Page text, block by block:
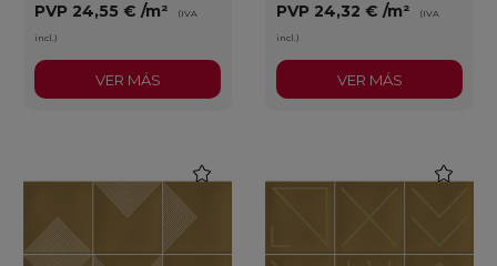
PVP 24,55 € /m² (IVA
incl.)
VER MÁS
PVP 24,32 € /m² (IVA
incl.)
VER MÁS